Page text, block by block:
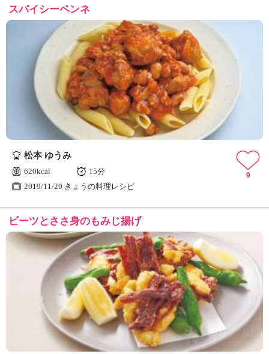
スパイシーペンネ
松本 ゆうみ
620kcal
15分
2019/11/20 きょうの料理レシピ
9
ビーツとささ身のもみじ揚げ